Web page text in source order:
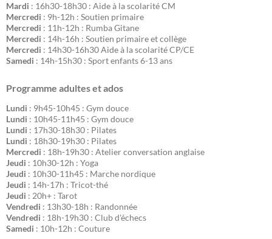
Mardi : 16h30-18h30 : Aide à la scolarité CM
Mercredi : 9h-12h : Soutien primaire
Mercredi : 11h-12h : Rumba Gitane
Mercredi : 14h-16h : Soutien primaire et collège
Mercredi : 14h30-16h30 Aide à la scolarité CP/CE
Samedi : 14h-15h30 : Sport enfants 6-13 ans
Programme adultes et ados
Lundi : 9h45-10h45 : Gym douce
Lundi : 10h45-11h45 : Gym douce
Lundi : 17h30-18h30 : Pilates
Lundi : 18h30-19h30 : Pilates
Mercredi : 18h-19h30 : Atelier conversation anglaise
Jeudi : 10h30-12h : Yoga
Jeudi : 10h30-11h45 : Marche nordique
Jeudi : 14h-17h : Tricot-thé
Jeudi : 20h+ : Tarot
Vendredi : 13h30-18h : Randonnée
Vendredi : 18h-19h30 : Club d'échecs
Samedi : 10h-12h : Couture